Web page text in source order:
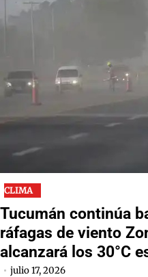
CLIMA
Tucumán continúa
ráfagas de viento
alcanzará los 30°C
julio 17, 2026